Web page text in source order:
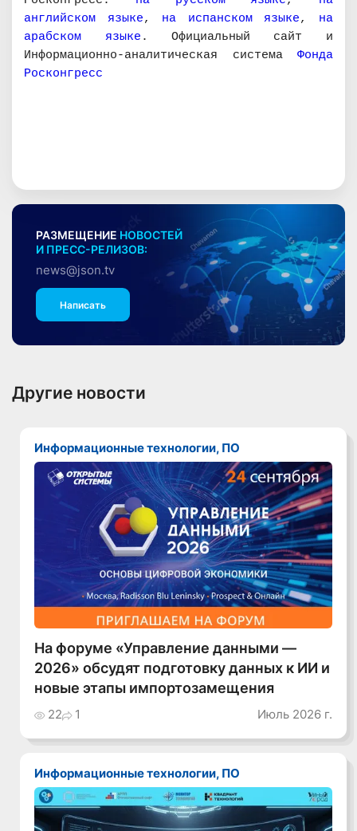
английском языке, на испанском языке, на
арабском языке . Официальный сайт и
Информационно-аналитическая система Фонда
Росконгресс
РАЗМЕЩЕНИЕ НОВОСТЕЙ
И ПРЕСС-РЕЛИЗОВ:
news@json.tv
Написать
Другие новости
Информационные технологии, ПО
На форуме «Управление данными —
2026» обсудят подготовку данных к ИИ и
новые этапы импортозамещения
22 1 Июль 2026 г.
Информационные технологии, ПО